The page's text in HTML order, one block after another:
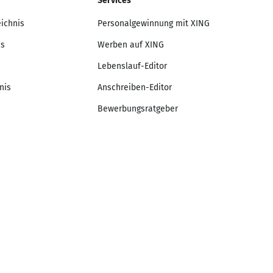
Personalgewinnung mit XING
Werben auf XING
Lebenslauf-Editor
Anschreiben-Editor
Bewerbungsratgeber